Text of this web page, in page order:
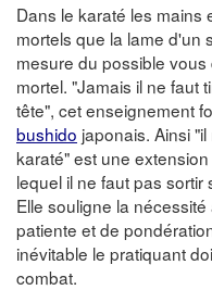
Dans le karaté les mains
mortels que la lame d'un
mesure du possible
mortel. "Jamais il ne faut
tête", cet enseignement
bushido japonais. Ainsi
karaté" est une
lequel il ne faut pas
Elle souligne la
patiente et de
inévitable le pratiquant
combat.